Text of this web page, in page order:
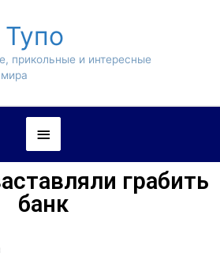
прикольные и интересные
грабить
банк